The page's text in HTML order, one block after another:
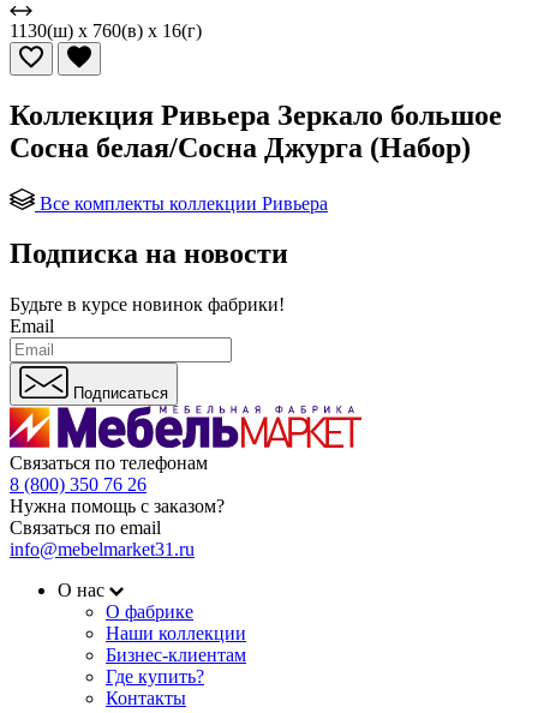
1130(ш) x 760(в) x 16(г)
Коллекция Ривьера Зеркало большое
Сосна белая/Сосна Джурга (Набор)
Все комплекты коллекции Ривьера
Подписка на новости
Будьте в курсе новинок фабрики!
Email
Подписаться
Связаться по телефонам
8 (800) 350 76 26
Нужна помощь с заказом?
Связаться по email
info@mebelmarket31.ru
О нас
О фабрике
Наши коллекции
Бизнес-клиентам
Где купить?
Контакты